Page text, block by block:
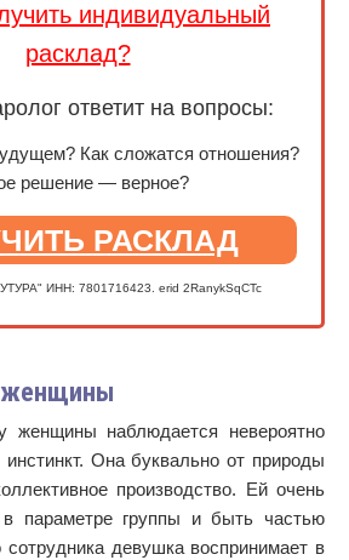
индивидуальный
расклад?
ответит на вопросы:
Как сложатся отношения?
решение — верное?
РАСКЛАД
ИНН: 7801716423. erid 2RanykSqCTc
женщины
наблюдается невероятно
инстинкт. Она буквально от природы
производство. Ей очень
в параметре группы и быть частью
девушка воспринимает в